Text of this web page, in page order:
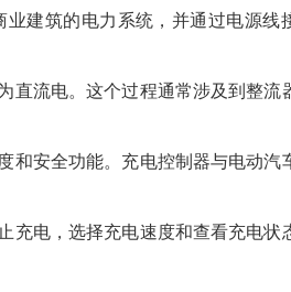
建筑的电力系统，并通过电源线
直流电。这个过程通常涉及到整流
和安全功能。充电控制器与电动汽
充电，选择充电速度和查看充电状